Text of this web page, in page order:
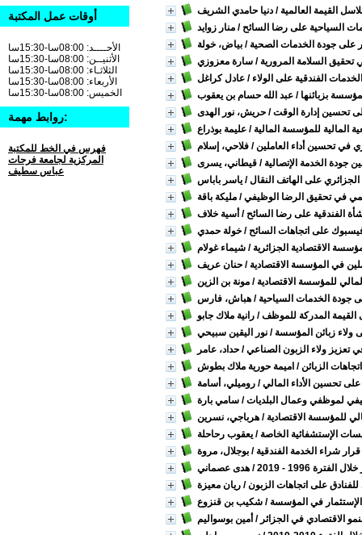
/ دنيا حامدي الشريف
السياحية على رضا السائح / منار زوايد
على جودة الخدمات الصحية / بياض، خولة
تحقيق السلامة المرورية / سارة معزوزي
الفندقية على الولاء / عادل كراغل
بزبائنها / عبد الله حسام بن يعقوب
تحسين إدارة الوقت/ حريش، نور الهدى
المالية للمؤسسة المالية / عليمة بوذراع
في تحسين أداء العاملين / فلاحي، إسلام
جودة الخدمة الإتصالية / قيطاني، يسرى
على الهاتف النقال / ياسر باباس
في تحقيق الرضا الوظيفي/ مليكة باقة
الفندقية على رضا السائح / أسية خلاف
فيسبوك على اتجاهات السائح / خولة حمدي
الاقتصادية الجزائرية / شيماء غولام
في المؤسسة الاقتصادية / حنان عريف
للمؤسسة الاقتصادية / مونة بن الزين
جودة الخدمات السياحية / هباش، فارس
القيمة المدركة للموظف/ رانية ملاك جابو
ولاء زبائن المؤسسة / نور اليقين سبيحي
تعزيز ولاء الزبون الصناعي/ حداد، عامر
الزبائن / اميمة حورية ملاك بطوش
على تحسين الأداء المالي/ روميلي، أسامة
لموظفي وعمال البلديات/ سامي بارة
للمؤسسة الاقتصادية / هرباجي، نسرين
الإستشفائية الخاصة / يعقوب رحاحلة
قرار شراء الخدمة الفندقية / بوجلال، مروة
1996 - 2019
/ هدى عصماني
للفنادق على اتجاهات الزبون/ ريان معيزة
الإستثمار في المؤسسة / شكيب بن قنزوع
الاقتصادي في الجزائر / أمين بوسواليم
أوقات عمل المكتبة
الأحــــد: 08:00سا-15:30سا
الأثنيــن: 08:00سا-15:30سا
الثلاثـاء: 08:00سا-15:30سا
الأربعاء: 08:00سا-15:30سا
الخميس: 08:00سا-15:30سا
روابط مهمة:
فهرس في الخط للمكتبة
المركزية لجامعة فرحات
عباس سطيف